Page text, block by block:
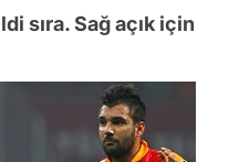
sıra. Sağ açık için